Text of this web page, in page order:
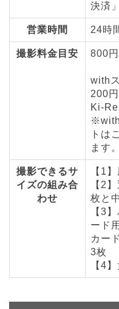
決済
営業時間 24時
撮影料金目安 800
with
200
Ki-
※with
トは
ます。
撮影できるサ
イズの組み合
わせ
【1
【2
枚と
【3
ード
カー
3枚
【4